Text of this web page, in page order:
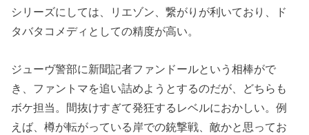
シリーズにしては、リエゾン、繋がりが利いており、ド
タバタコメディとしての精度が高い。
ジューヴ警部に新聞記者ファンドールという相棒がで
き、ファントマを追い詰めようとするのだが、どちらも
ボケ担当。間抜けすぎて発狂するレベルにおかしい。例
えば、樽が転がっている岸での銃撃戦、敵かと思ってお